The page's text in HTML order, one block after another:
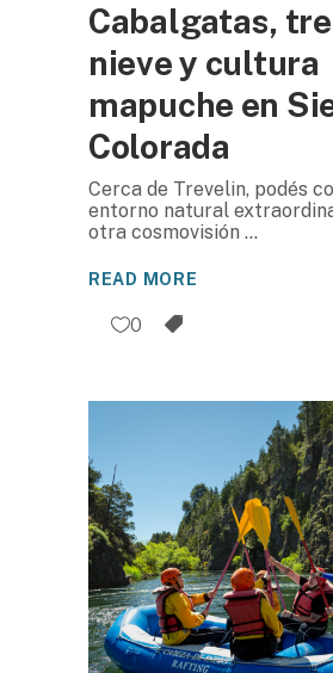
Cabalgatas,
nieve y cultura
mapuche en
Colorada
Cerca de Trevelin, podés
entorno natural
otra cosmovisión
READ MORE
0